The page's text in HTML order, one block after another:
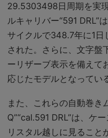
29.5303498日周期を実
ルキャリバー“591 DRL”
サイクルで348.7年に1日
された。さらに、文字盤
ーリザーブ表示を備えて
応じたモデルとなってい
また、これらの自動巻き
Q”“cal.591 DRL”は、ケ
リスタル越しに見ること